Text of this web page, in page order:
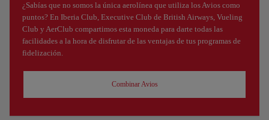
¿Sabías que no somos la única aerolínea que utiliza los Avios como
puntos? En Iberia Club, Executive Club de British Airways, Vueling
Club y AerClub compartimos esta moneda para darte todas las
facilidades a la hora de disfrutar de las ventajas de tus programas de
fidelización.
Combinar Avios